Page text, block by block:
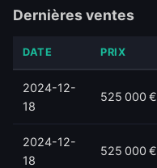
Dernières ventes
DATE PRIX
2024-12-
18
525 000 €
2024-12-
18
525 000 €